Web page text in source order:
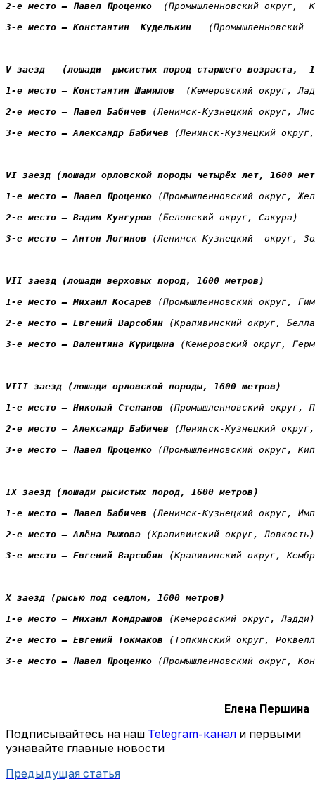
2-е место — Павел Проценко (Промышленновский округ,
3-е место — Константин  Куделькин
(Промышленновский
V заезд (лошади  рысистых пород старшего возраста,
1-е место — Константин Шамилов
(Кемеровский округ,
2-е место — Павел Бабичев (Ленинск-Кузнецкий округ,
3-е место — Александр Бабичев
(Ленинск-Кузнецкий
VI заезд (лошади орловской породы четырёх лет, 1600
1-е место — Павел Проценко
(Промышленновский округ,
2-е место — Вадим Кунгуров
(Беловский округ, Сакура)
3-е место — Антон Логинов
(Ленинск-Кузнецкий  округ,
VII заезд (лошади верховых пород, 1600 метров)
1-е место — Михаил Косарев
(Промышленновский округ,
2-е место — Евгений Варсобин
(Крапивинский округ,
3-е место — Валентина Курицына
(Кемеровский округ,
VIII заезд (лошади орловской породы, 1600 метров)
1-е место — Николай Степанов
(Промышленновский округ,
2-е место — Александр Бабичев (Ленинск-Кузнецкий
3-е место — Павел Проценко
(Промышленновский округ,
IX заезд (лошади рысистых пород, 1600 метров)
1-е место — Павел Бабичев
(Ленинск-Кузнецкий округ,
2-е место — Алёна Рыжова (Крапивинский округ, Ловкость)
3-е место — Евгений Варсобин
(Крапивинский округ,
X заезд (рысью под седлом, 1600 метров)
1-е место — Михаил Кондрашов (Кемеровский округ, Ладди)
2-е место — Евгений Токмаков (Топкинский округ,
3-е место — Павел Проценко
(Промышленновский округ,
Елена Першина
Подписывайтесь на наш Telegram-канал и первыми
узнавайте главные новости
Предыдущая статья